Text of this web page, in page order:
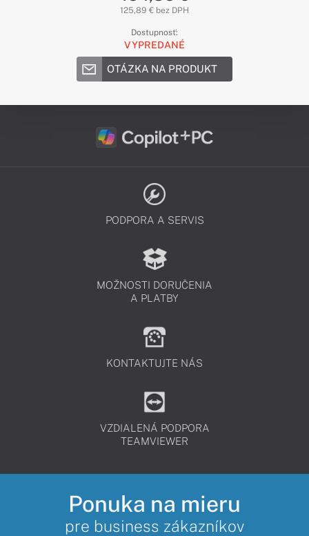
125,89 € bez DPH
Dostupnosť:
VYPREDANÉ
OTÁZKA NA PRODUKT
PODPORA A SERVIS
MOŽNOSTI DORUČENIA
A PLATBY
KONTAKTUJTE NÁS
VZDIALENÁ PODPORA
TEAMVIEWER
Ponuka na mieru
pre business zákazníkov